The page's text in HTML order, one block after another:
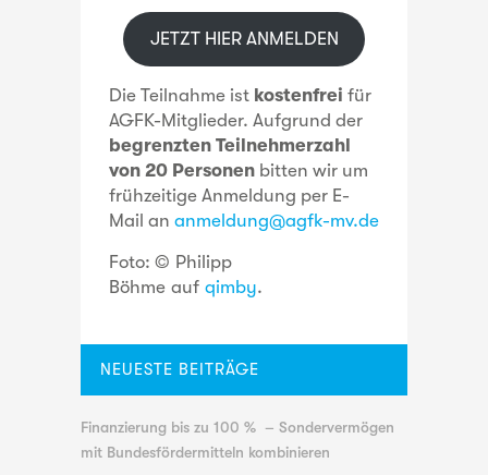
JETZT HIER ANMELDEN
Die Teilnahme ist kostenfrei für
AGFK-Mitglieder. Aufgrund der
begrenzten Teilnehmerzahl
von 20 Personen bitten wir um
frühzeitige Anmeldung per E-
Mail an anmeldung@agfk-mv.de
Foto: © Philipp
Böhme auf qimby.
NEUESTE BEITRÄGE
Finanzierung bis zu 100 % – Sondervermögen
mit Bundesfördermitteln kombinieren